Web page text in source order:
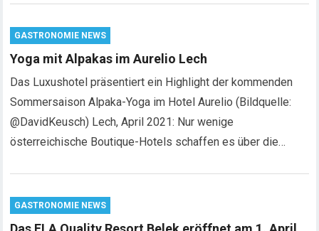
GASTRONOMIE NEWS
Yoga mit Alpakas im Aurelio Lech
Das Luxushotel präsentiert ein Highlight der kommenden
Sommersaison Alpaka-Yoga im Hotel Aurelio (Bildquelle:
@DavidKeusch) Lech, April 2021: Nur wenige
österreichische Boutique-Hotels schaffen es über die…
GASTRONOMIE NEWS